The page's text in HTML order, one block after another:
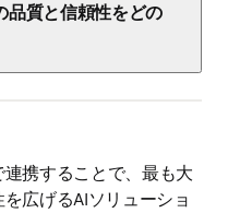
品質と信頼性をどの
携することで、最も大
広げるAIソリューショ